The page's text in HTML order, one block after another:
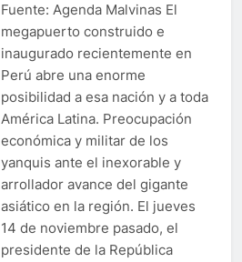
Fuente: Agenda Malvinas El
megapuerto construido e
inaugurado recientemente en
Perú abre una enorme
posibilidad a esa nación y a toda
América Latina. Preocupación
económica y militar de los
yanquis ante el inexorable y
arrollador avance del gigante
asiático en la región. El jueves
14 de noviembre pasado, el
presidente de la República